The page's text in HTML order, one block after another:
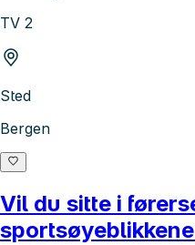
TV 2
Sted
Bergen
Vil du sitte i